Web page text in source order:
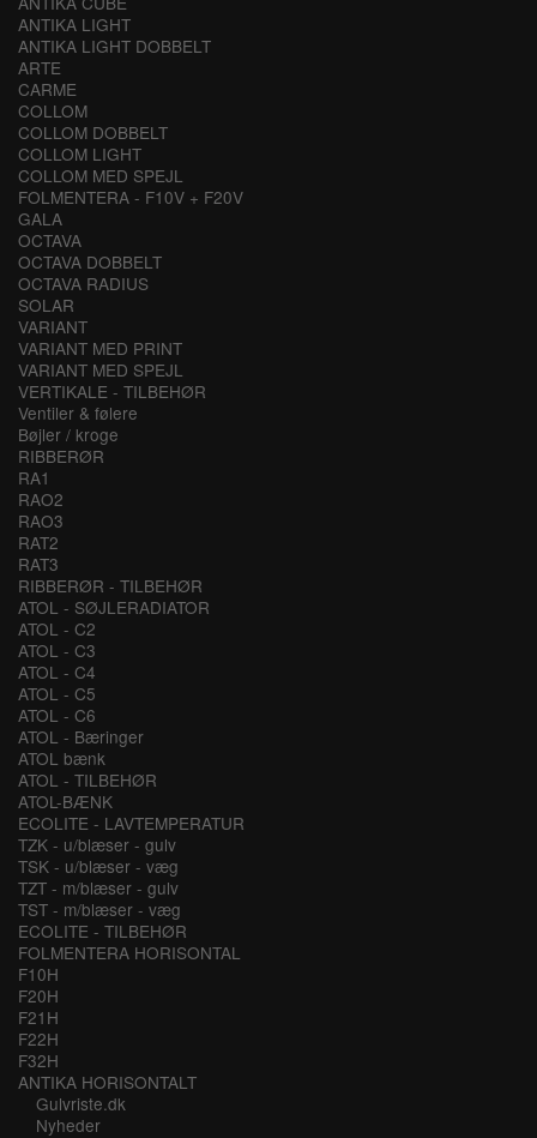
ANTIKA LIGHT
ANTIKA LIGHT DOBBELT
ARTE
CARME
COLLOM
COLLOM DOBBELT
COLLOM LIGHT
COLLOM MED SPEJL
FOLMENTERA - F10V + F20V
GALA
OCTAVA
OCTAVA DOBBELT
OCTAVA RADIUS
SOLAR
VARIANT
VARIANT MED PRINT
VARIANT MED SPEJL
VERTIKALE - TILBEHØR
Ventiler & følere
Bøjler / kroge
RIBBERØR
RA1
RAO2
RAO3
RAT2
RAT3
RIBBERØR - TILBEHØR
ATOL - SØJLERADIATOR
ATOL - C2
ATOL - C3
ATOL - C4
ATOL - C5
ATOL - C6
ATOL - Bæringer
ATOL bænk
ATOL - TILBEHØR
ATOL-BÆNK
ECOLITE - LAVTEMPERATUR
TZK - u/blæser - gulv
TSK - u/blæser - væg
TZT - m/blæser - gulv
TST - m/blæser - væg
ECOLITE - TILBEHØR
FOLMENTERA HORISONTAL
F10H
F20H
F21H
F22H
F32H
ANTIKA HORISONTALT
Gulvriste.dk
Nyheder